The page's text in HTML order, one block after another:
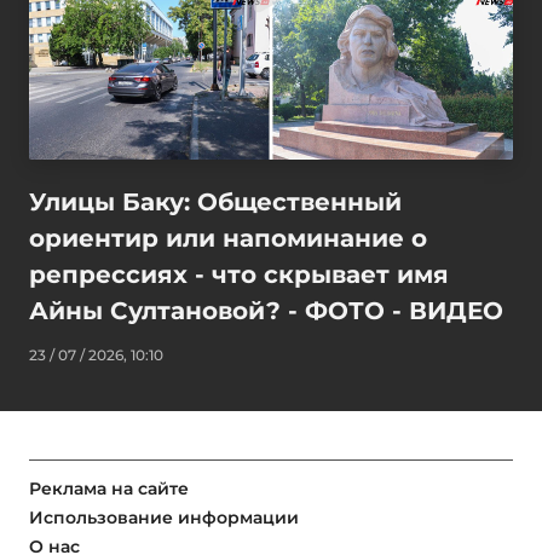
Улицы Баку: Общественный
ориентир или напоминание о
репрессиях - что скрывает имя
Айны Султановой? - ФОТО - ВИДЕО
23 / 07 / 2026, 10:10
Реклама на сайте
Использование информации
О нас